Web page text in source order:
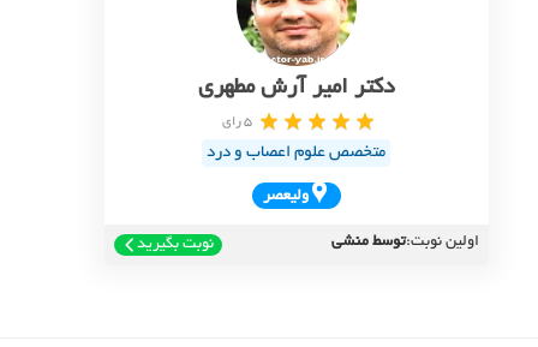
دکتر امیر آرش مطهری
5 رای
متخصص علوم اعصاب و درد
وليعصر
اولین نوبت:توسط منشی نوبت بگیرید